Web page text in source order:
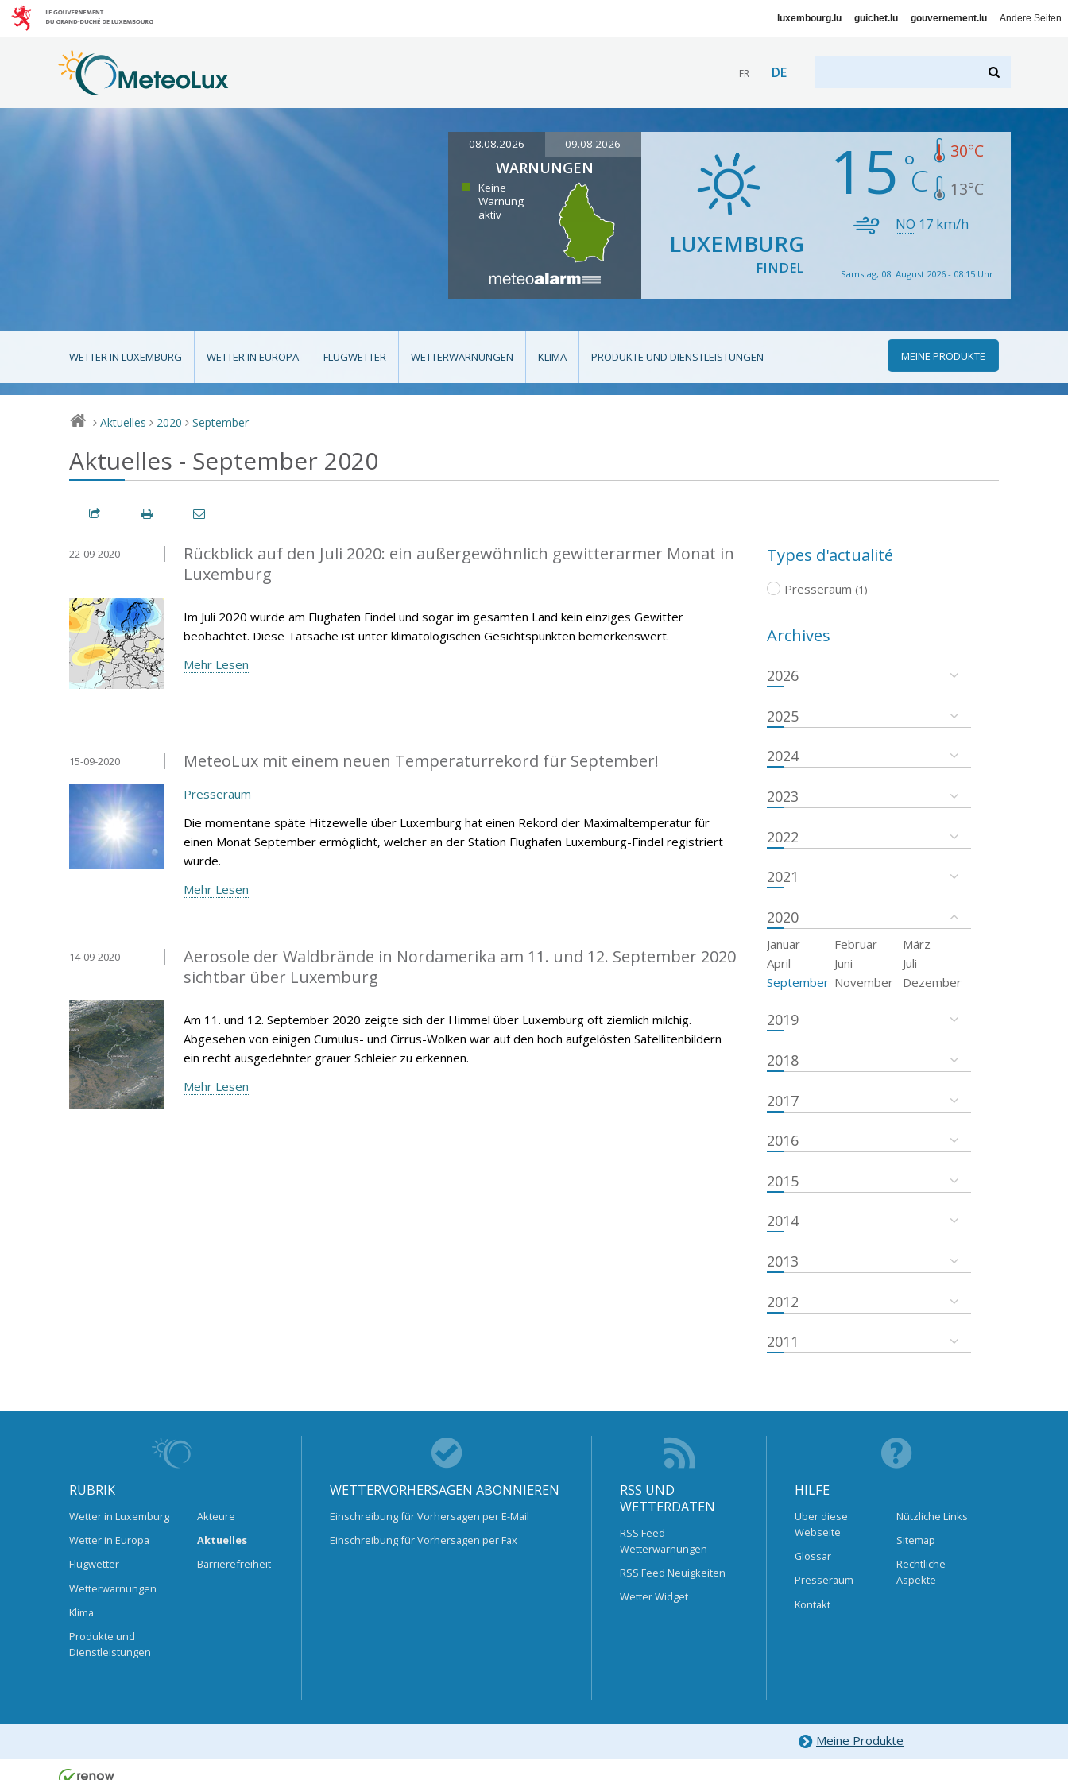
luxembourg.lu guichet.lu gouvernement.lu Andere Seiten
FR DE
08.08.2026 09.08.2026
WARNUNGEN
Keine
Warnung
aktiv
LUXEMBURG
FINDEL
15 30°C
13°C
NO 17 km/h
Samstag, 08. August 2026 - 08:15 Uhr
WETTER IN LUXEMBURG WETTER IN EUROPA FLUGWETTER WETTERWARNUNGEN KLIMA PRODUKTE UND DIENSTLEISTUNGEN MEINE PRODUKTE
> Aktuelles > 2020 > September
Aktuelles - September 2020
Rückblick auf den Juli 2020: ein außergewöhnlich gewitterarmer Monat in
Luxemburg
22-09-2020
Im Juli 2020 wurde am Flughafen Findel und sogar im gesamten Land kein einziges Gewitter
beobachtet. Diese Tatsache ist unter klimatologischen Gesichtspunkten bemerkenswert.
Mehr Lesen
MeteoLux mit einem neuen Temperaturrekord für September!
15-09-2020
Presseraum
Die momentane späte Hitzewelle über Luxemburg hat einen Rekord der Maximaltemperatur für
einen Monat September ermöglicht, welcher an der Station Flughafen Luxemburg-Findel registriert
wurde.
Mehr Lesen
Aerosole der Waldbrände in Nordamerika am 11. und 12. September 2020
sichtbar über Luxemburg
14-09-2020
Am 11. und 12. September 2020 zeigte sich der Himmel über Luxemburg oft ziemlich milchig.
Abgesehen von einigen Cumulus- und Cirrus-Wolken war auf den hoch aufgelösten Satellitenbildern
ein recht ausgedehnter grauer Schleier zu erkennen.
Mehr Lesen
Types d'actualité
Presseraum (1)
Archives
2026
2025
2024
2023
2022
2021
2020
Januar Februar
März
April
Juni
Juli
September November Dezember
2019
2018
2017
2016
2015
2014
2013
2012
2011
RUBRIK
Wetter in Luxemburg
Wetter in Europa
Flugwetter
Wetterwarnungen
Klima
Produkte und
Dienstleistungen
Akteure
Aktuelles
Barrierefreiheit
WETTERVORHERSAGEN ABONNIEREN
Einschreibung für Vorhersagen per E-Mail
Einschreibung für Vorhersagen per Fax
RSS UND
WETTERDATEN
RSS Feed
Wetterwarnungen
RSS Feed Neuigkeiten
Wetter Widget
HILFE
Über diese
Webseite
Glossar
Presseraum
Kontakt
Nützliche Links
Sitemap
Rechtliche
Aspekte
Meine Produkte